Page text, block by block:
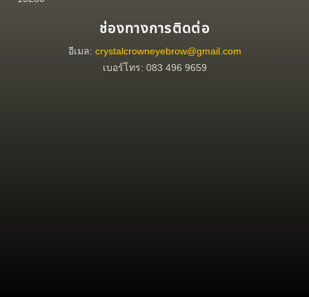
ช่องทางการติดต่อ
อีเมล: crystalcrowneyebrow@gmail.com
เบอร์โทร: 083 496 9659